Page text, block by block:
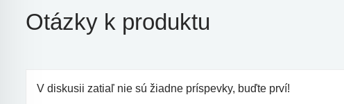
Otázky k produktu
V diskusii zatiaľ nie sú žiadne príspevky, buďte prví!